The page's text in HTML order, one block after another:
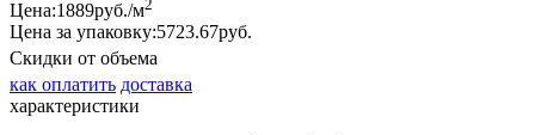
Цена:1889руб./м2
Цена за упаковку:5723.67руб.
Скидки от объема
как оплатить доставка
характеристики